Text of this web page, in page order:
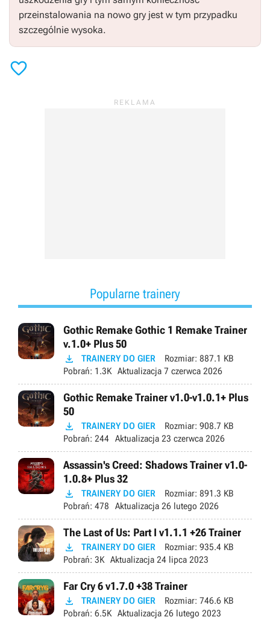
przeinstalowania na nowo gry jest w tym przypadku
szczególnie wysoka.

Popularne trainery
Gothic Remake Gothic 1 Remake Trainer
v.1.0+ Plus 50
 TRAINERY DO GIER Rozmiar: 887.1 KB
Pobrań: 1.3K Aktualizacja 7 czerwca 2026
Gothic Remake Trainer v1.0-v1.0.1+ Plus
50
 TRAINERY DO GIER Rozmiar: 908.7 KB
Pobrań: 244 Aktualizacja 23 czerwca 2026
Assassin's Creed: Shadows Trainer v1.0-
1.0.8+ Plus 32
 TRAINERY DO GIER Rozmiar: 891.3 KB
Pobrań: 478 Aktualizacja 26 lutego 2026
The Last of Us: Part I v1.1.1 +26 Trainer
 TRAINERY DO GIER Rozmiar: 935.4 KB
Pobrań: 3K Aktualizacja 24 lipca 2023
Far Cry 6 v1.7.0 +38 Trainer
 TRAINERY DO GIER Rozmiar: 746.6 KB
Pobrań: 6.5K Aktualizacja 26 lutego 2023